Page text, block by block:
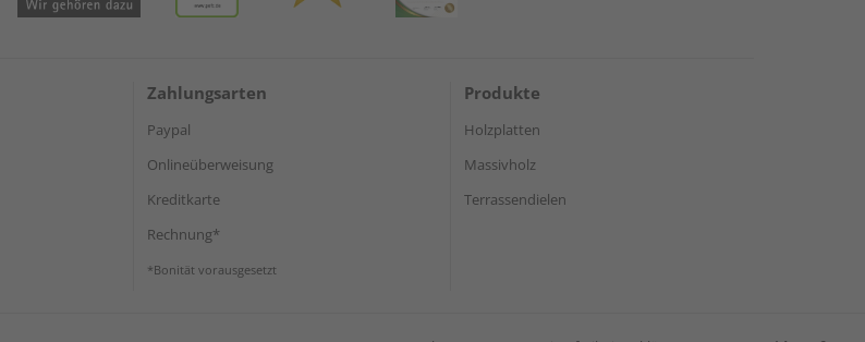
Zahlungsarten
Paypal
Onlineüberweisung
Kreditkarte
Rechnung*
*Bonität vorausgesetzt
Produkte
Holzplatten
Massivholz
Terrassendielen